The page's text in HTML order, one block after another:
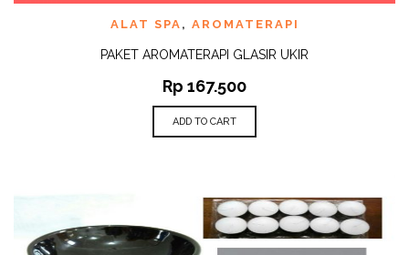
ALAT SPA , AROMATERAPI
PAKET AROMATERAPI GLASIR UKIR
Rp 167.500
ADD TO CART